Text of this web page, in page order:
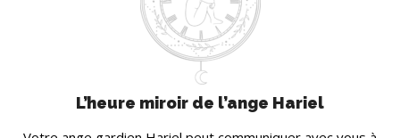
L’heure miroir de l’ange Hariel